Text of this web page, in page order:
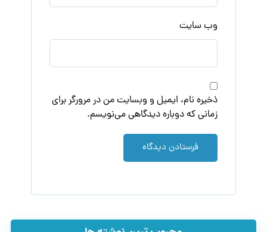
وب‌ سایت
ذخیره نام، ایمیل و وبسایت من در مرورگر برای
زمانی که دوباره دیدگاهی می‌نویسم.
فرستادن دیدگاه